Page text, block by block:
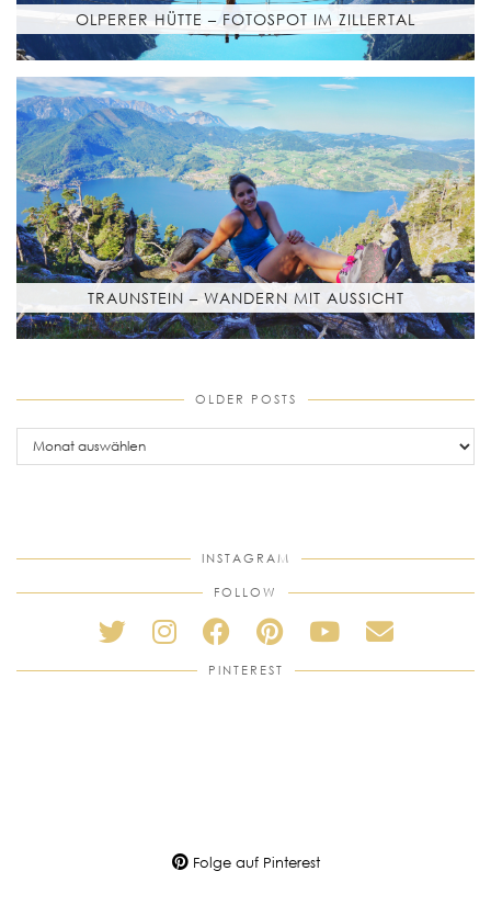
OLPERER HÜTTE – FOTOSPOT IM ZILLERTAL
TRAUNSTEIN – WANDERN MIT AUSSICHT
OLDER POSTS
older
posts
INSTAGRAM
FOLLOW
PINTEREST
Folge auf Pinterest